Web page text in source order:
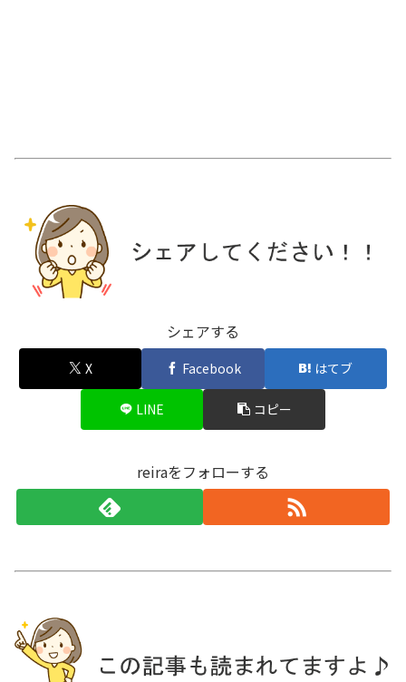
シェアする
X Facebook はてブ
LINE コピー
reiraをフォローする